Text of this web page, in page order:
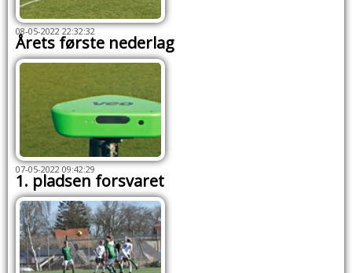
08-05-2022 22:32:32
Årets første nederlag
07-05-2022 09:42:29
1. pladsen forsvaret